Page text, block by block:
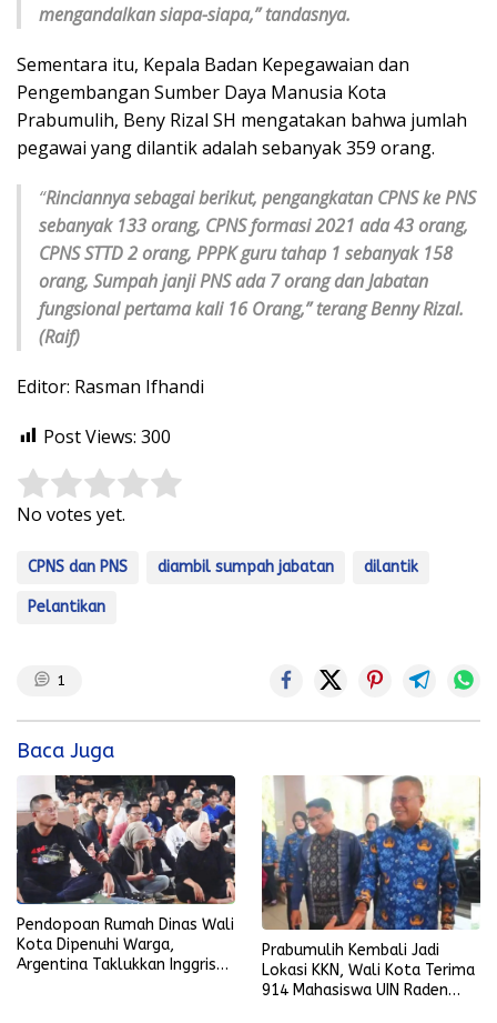
mengandalkan siapa-siapa,” tandasnya.
Sementara itu, Kepala Badan Kepegawaian dan
Pengembangan Sumber Daya Manusia Kota
Prabumulih, Beny Rizal SH mengatakan bahwa jumlah
pegawai yang dilantik adalah sebanyak 359 orang.
“Rinciannya sebagai berikut, pengangkatan CPNS ke PNS
sebanyak 133 orang, CPNS formasi 2021 ada 43 orang,
CPNS STTD 2 orang, PPPK guru tahap 1 sebanyak 158
orang, Sumpah janji PNS ada 7 orang dan Jabatan
fungsional pertama kali 16 Orang,” terang Benny Rizal.
(Raif)
Editor: Rasman Ifhandi
Post Views: 300
Rate this item:
No votes yet.
CPNS dan PNS diambil sumpah jabatan dilantik
Pelantikan
1
Baca Juga
Pendopoan Rumah Dinas Wali
Kota Dipenuhi Warga,
Argentina Taklukkan Inggris
Prabumulih Kembali Jadi
Lokasi KKN, Wali Kota Terima
914 Mahasiswa UIN Raden